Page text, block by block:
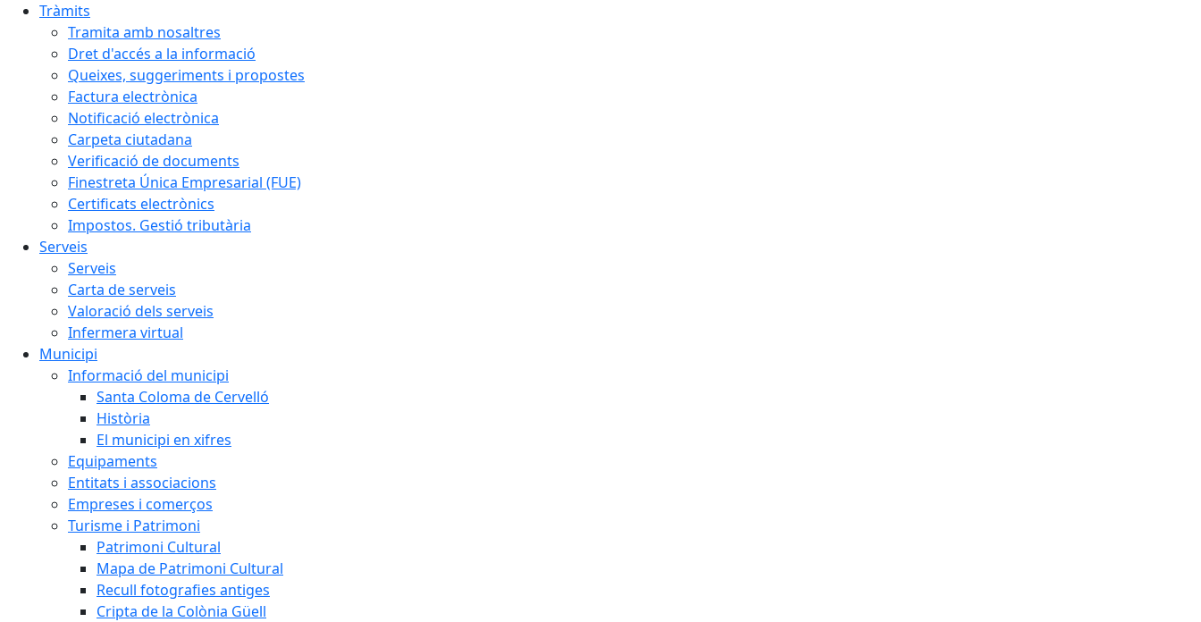
Tràmits
Tramita amb nosaltres
Dret d'accés a la informació
Queixes, suggeriments i propostes
Factura electrònica
Notificació electrònica
Carpeta ciutadana
Verificació de documents
Finestreta Única Empresarial (FUE)
Certificats electrònics
Impostos. Gestió tributària
Serveis
Serveis
Carta de serveis
Valoració dels serveis
Infermera virtual
Municipi
Informació del municipi
Santa Coloma de Cervelló
Història
El municipi en xifres
Equipaments
Entitats i associacions
Empreses i comerços
Turisme i Patrimoni
Patrimoni Cultural
Mapa de Patrimoni Cultural
Recull fotografies antiges
Cripta de la Colònia Güell